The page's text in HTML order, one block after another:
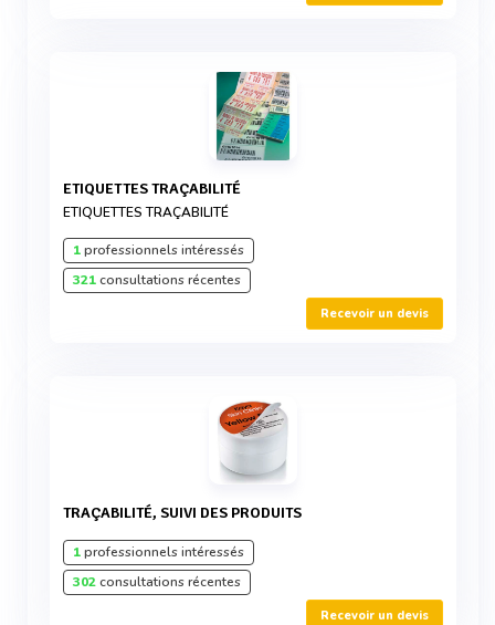
ETIQUETTES TRAÇABILITÉ
ETIQUETTES TRAÇABILITÉ
1professionnels intéressés
321consultations récentes
Recevoir un devis
TRAÇABILITÉ, SUIVI DES PRODUITS
1professionnels intéressés
302consultations récentes
Recevoir un devis